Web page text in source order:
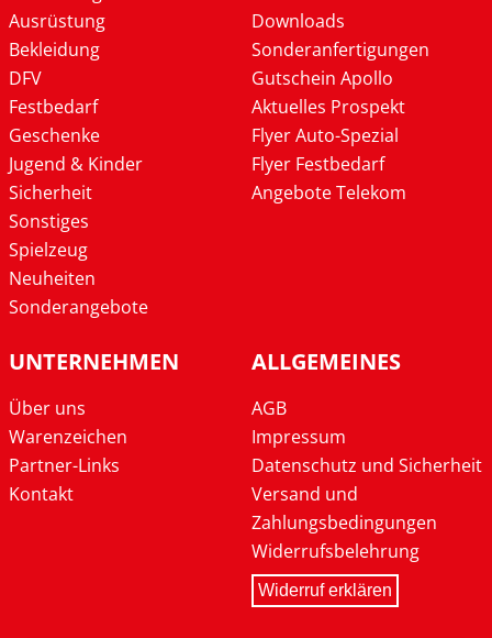
Ausrüstung
Bekleidung
DFV
Festbedarf
Geschenke
Jugend & Kinder
Sicherheit
Sonstiges
Spielzeug
Neuheiten
Sonderangebote
Downloads
Sonderanfertigungen
Gutschein Apollo
Aktuelles Prospekt
Flyer Auto-Spezial
Flyer Festbedarf
Angebote Telekom
UNTERNEHMEN
Über uns
Warenzeichen
Partner-Links
Kontakt
ALLGEMEINES
AGB
Impressum
Datenschutz und Sicherheit
Versand und
Zahlungsbedingungen
Widerrufsbelehrung
Widerruf erklären